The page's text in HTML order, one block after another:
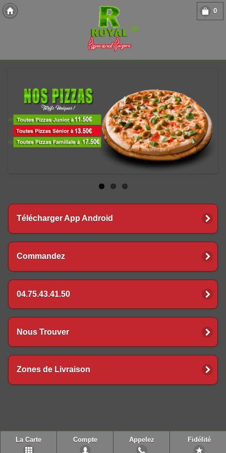
0
Télécharger App Android
Commandez
04.75.43.41.50
Nous Trouver
Zones de Livraison
La Carte Compte Appelez Fidélité
Copyright 2013 Des-Click Com